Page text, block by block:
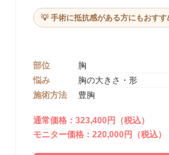
💡 手術に抵抗感がある方にもおすす
部位
胸
悩み
胸の大きさ・形
施術方法
豊胸
通常価格：323,400円（税込）
モニター価格：220,000円（税込）